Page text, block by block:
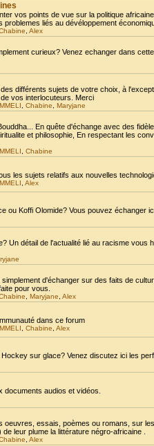
vos points de vue sur la politique
liés au dévéloppement
Alex
curieux? Venez echanger dans
différents sujets de votre choix, à
vos interlocuteurs. Merci
Chabine Maryjane
En quête d'échange avec des
et philosophie, En respectant les
Chabine
les sujets relatifs aux nouvelles
Alex
ou Koffi Olomide? Vous pouvez échanger
Un détail de l'actualité lié au racisme
d'échanger sur des faits de
pour vous.
Maryjane Alex
dans ce forum
Chabine Alex
sur glace? Venez discutez ici les
audios et vidéos.
oeuvres, essais, poèmes ou romans, sur
leur plume la littérature négro-africaine .
Alex